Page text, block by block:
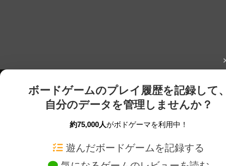
ボードゲームのプレイ履歴を記録して、
自分のデータを管理しませんか？
約75,000人がボドゲーマを利用中！
遊んだボードゲームを記録する